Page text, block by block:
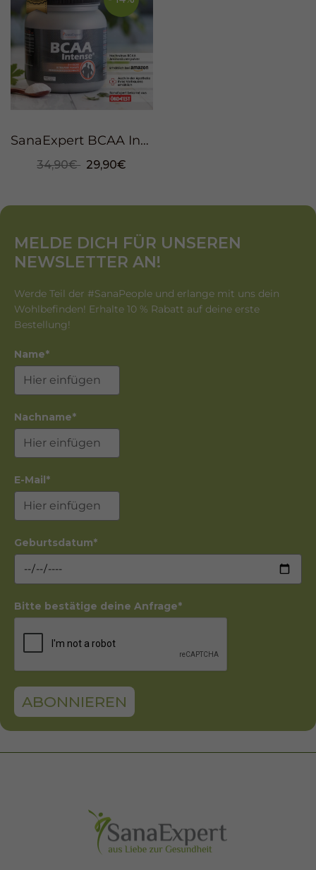
SanaExpert BCAA Intense®, powder, 500g
34,90€ 29,90€
MELDE DICH FÜR UNSEREN
NEWSLETTER AN!
Werde Teil der #SanaPeople und erlange mit uns dein
Wohlbefinden! Erhalte 10 % Rabatt auf deine erste
Bestellung!
Name*
Nachname*
E-Mail*
Geburtsdatum*
Bitte bestätige deine Anfrage*
ABONNIEREN